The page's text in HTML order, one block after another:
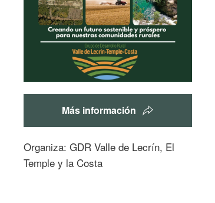
Más información
Organiza: GDR Valle de Lecrín, El
Temple y la Costa